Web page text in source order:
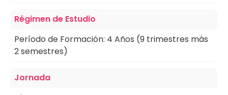
Régimen de Estudio
Período de Formación: 4 Años (9 trimestres más
2 semestres)
Jornada